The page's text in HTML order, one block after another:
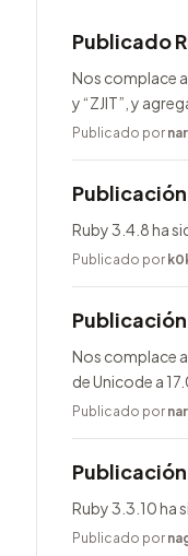
Publicado
Nos complace
y “ZJIT”, y
Publicado por
Ruby 3.4.8 ha
Publicado por
Nos complace
de Unicode a
Publicado por
Ruby 3.3.10 ha
Publicado por